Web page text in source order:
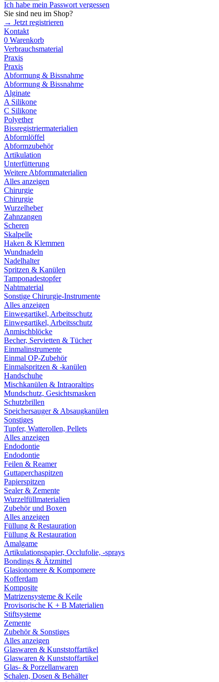
Ich habe mein Passwort vergessen
Sie sind neu im Shop?
→ Jetzt registrieren
Kontakt
0 Warenkorb
Verbrauchsmaterial
Praxis
Praxis
Abformung & Bissnahme
Abformung & Bissnahme
Alginate
A Silikone
C Silikone
Polyether
Bissregistriermaterialien
Abformlöffel
Abformzubehör
Artikulation
Unterfütterung
Weitere Abformmaterialien
Alles anzeigen
Chirurgie
Chirurgie
Wurzelheber
Zahnzangen
Scheren
Skalpelle
Haken & Klemmen
Wundnadeln
Nadelhalter
Spritzen & Kanülen
Tamponadestopfer
Nahtmaterial
Sonstige Chirurgie-Instrumente
Alles anzeigen
Einwegartikel, Arbeitsschutz
Einwegartikel, Arbeitsschutz
Anmischblöcke
Becher, Servietten & Tücher
Einmalinstrumente
Einmal OP-Zubehör
Einmalspritzen & -kanülen
Handschuhe
Mischkanülen & Intraoraltips
Mundschutz, Gesichtsmasken
Schutzbrillen
Speichersauger & Absaugkanülen
Sonstiges
Tupfer, Watterollen, Pellets
Alles anzeigen
Endodontie
Endodontie
Feilen & Reamer
Guttaperchaspitzen
Papierspitzen
Sealer & Zemente
Wurzelfüllmaterialien
Zubehör und Boxen
Alles anzeigen
Füllung & Restauration
Füllung & Restauration
Amalgame
Artikulationspapier, Occlufolie, -sprays
Bondings & Ätzmittel
Glasionomere & Kompomere
Kofferdam
Komposite
Matrizensysteme & Keile
Provisorische K + B Materialien
Stiftsysteme
Zemente
Zubehör & Sonstiges
Alles anzeigen
Glaswaren & Kunststoffartikel
Glaswaren & Kunststoffartikel
Glas- & Porzellanwaren
Schalen, Dosen & Behälter